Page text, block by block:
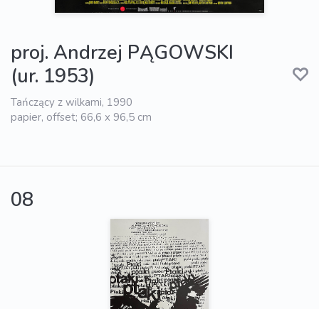
proj. Andrzej PĄGOWSKI
(ur. 1953)
Tańczący z wilkami, 1990
papier, offset; 66,6 x 96,5 cm
08